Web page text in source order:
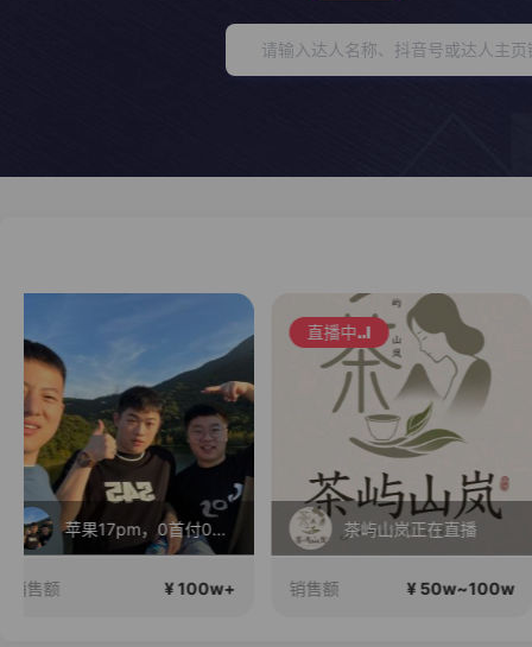
茶屿山岚正在直播
销售额 ¥ 50w~100w 销售额 ¥